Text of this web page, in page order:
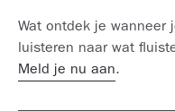
Wat ontdek je wanneer
luisteren naar wat
Meld je nu aan.